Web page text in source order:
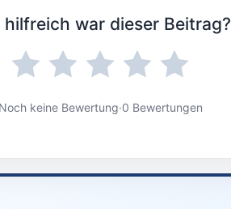
hilfreich war dieser Beitrag?
Noch keine Bewertung·0 Bewertungen